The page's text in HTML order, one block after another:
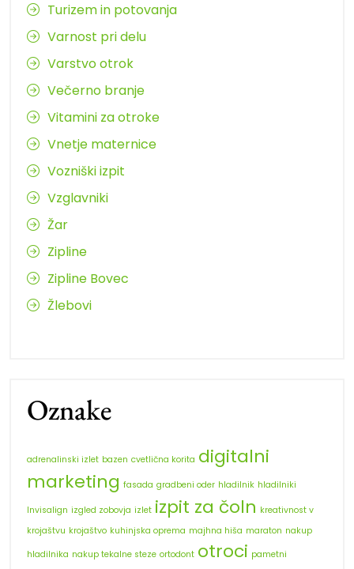
Turizem in potovanja
Varnost pri delu
Varstvo otrok
Večerno branje
Vitamini za otroke
Vnetje maternice
Vozniški izpit
Vzglavniki
Žar
Zipline
Zipline Bovec
Žlebovi
Oznake
adrenalinski izlet bazen cvetlična korita digitalni
marketing fasada gradbeni oder hladilnik hladilniki
Invisalign izgled zobovja izlet izpit za čoln kreativnost v
krojaštvu krojaštvo kuhinjska oprema majhna hiša maraton nakup
hladilnika nakup tekalne steze ortodont otroci pametni